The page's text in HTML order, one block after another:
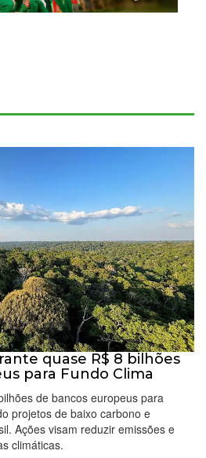
quase R$ 8 bilhões
para Fundo Clima
de bancos europeus para
projetos de baixo carbono e
Ações visam reduzir emissões e
climáticas.